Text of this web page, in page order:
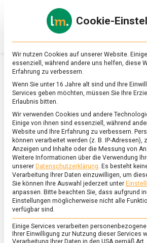
&
SCHLAGWORT:RAMEN
Cookie-
Wir nutzen Cookies auf unserer Website.
essenziell, während andere uns helfen, diese
Erfahrung zu verbessern.
Wenn Sie unter 16 Jahre alt sind und Ihre
Services geben möchten, müssen Sie Ihre
Erlaubnis bitten.
Wir verwenden Cookies und andere
Einige von ihnen sind essenziell, während
Website und Ihre Erfahrung zu verbessern.
können verarbeitet werden (z. B. IP-Adressen),
Anzeigen und Inhalte oder die Messung von
Weitere Informationen über die Verwendung
unserer Datenschutzerklärung. Es besteht
Verarbeitung Ihrer Daten einzuwilligen, um
Sie können Ihre Auswahl jederzeit unter
anpassen. Bitte beachten Sie, dass aufgrund
Einstellungen möglicherweise nicht alle
verfügbar sind.
Einige Services verarbeiten
Ihrer Einwilligung zur Nutzung dieser Services
Verarbeitung Ihrer Daten in den USA gemäß Art.